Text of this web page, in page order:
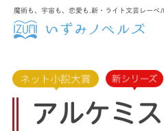
魔術も、宇宙も、恋愛も.新・ライト文芸レーベ
アルケミ